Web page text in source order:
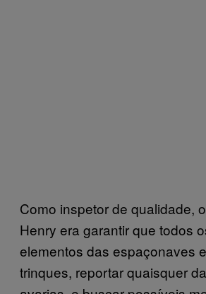
Como inspetor de qualidade,
Henry era garantir que todos
elementos das espaçonaves
trinques, reportar quaisquer